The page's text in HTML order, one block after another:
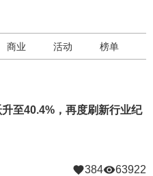
商业 活动 榜单
至40.4%，再度刷新行业纪
384 63922